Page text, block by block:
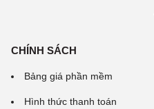
CHÍNH SÁCH
Bảng giá phần mềm
Hình thức thanh toán